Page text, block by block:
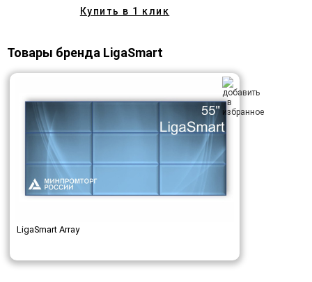
Купить в 1 клик
Товары бренда LigaSmart
LigaSmart Array